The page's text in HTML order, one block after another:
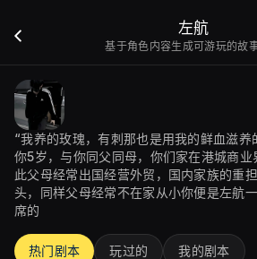
左航
基于角色内容生成可游玩的故
“我养的玫瑰，有刺那也是用我的鲜血滋
你5岁，与你同父同母，你们家在港城商
此父母经常出国经营外贸，国内家族的重
头，同样父母经常不在家从小你便是左航
席的
热门剧本 玩过的 我的剧本